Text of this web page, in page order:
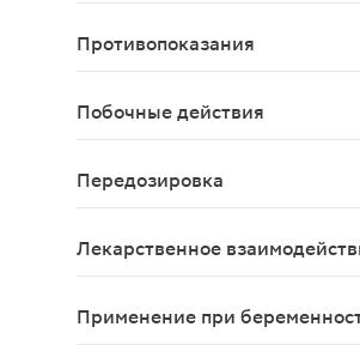
Противопоказания
Тяжелая хроническая
Побочные действия
Передозировка
Лекарственное
Применение при